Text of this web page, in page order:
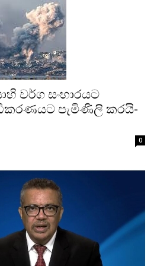
වර්ග සංහාරයට
පැමිණිලි කරයි-
0